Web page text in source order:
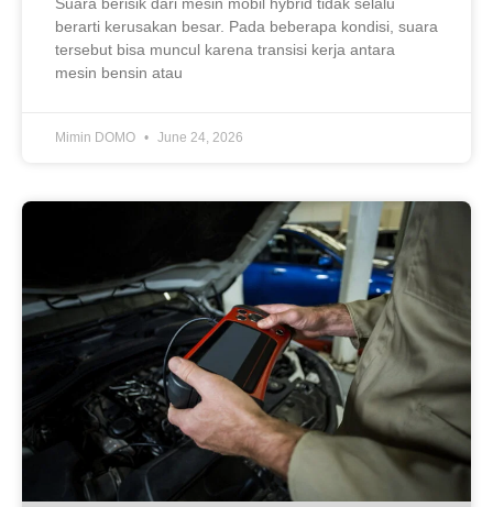
berarti kerusakan besar. Pada beberapa kondisi, suara
tersebut bisa muncul karena transisi kerja antara
mesin bensin atau
Mimin DOMO June 24, 2026